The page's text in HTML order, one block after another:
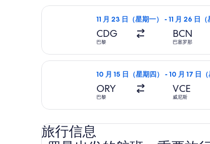
11 月 23 日（星期一） - 11 月 26 日（
CDG
巴黎
BCN
巴塞罗那
选择伏林航空航班，11 月 23 日
10 月 15 日（星期四） - 10 月 17 日（
ORY
巴黎
VCE
威尼斯
选择易捷航空航班，10 月 15 日
旅行信息